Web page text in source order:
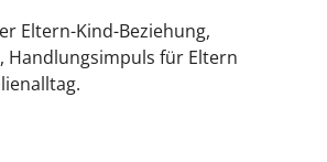
Eltern-Kind-Beziehung,
Handlungsimpuls für Eltern